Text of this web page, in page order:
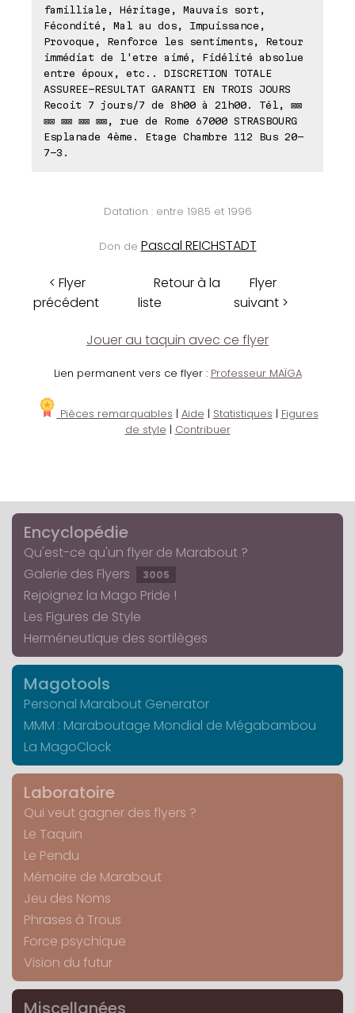
familliale, Héritage, Mauvais sort,
Fécondité, Mal au dos, Impuissance,
Provoque, Renforce les sentiments, Retour
immédiat de l'etre aimé, Fidélité absolue
entre époux, etc.. DISCRETION TOTALE
ASSUREE-RESULTAT GARANTI EN TROIS JOURS
Recoit 7 jours/7 de 8h00 à 21h00. Tél, ⊠⊠
⊠⊠ ⊠⊠ ⊠⊠ ⊠⊠, rue de Rome 67000 STRASBOURG
Esplanade 4ème. Etage Chambre 112 Bus 20-
7-3.
Datation : entre 1985 et 1996
Don de Pascal REICHSTADT
< Flyer
précédent
Retour à la
liste
Flyer
suivant >
Jouer au taquin avec ce flyer
Lien permanent vers ce flyer : Professeur MAÏGA
Pièces remarquables | Aide | Statistiques | Figures
de style | Contribuer
Encyclopédie
Qu'est-ce qu'un flyer de Marabout ?
Galerie des Flyers
3005
Rejoignez la Mago Pride !
Les Figures de Style
Herméneutique des sortilèges
Magotools
Personal Marabout Generator
MMM : Maraboutage Mondial de Mégabambou
La MagoClock
Laboratoire
Qui veut gagner des flyers ?
Le Taquin
Le Pendu
Mémoire de Marabout
Jeu des Noms
Phrases à Trous
Force psychique
Vision du futur
Miscellanées